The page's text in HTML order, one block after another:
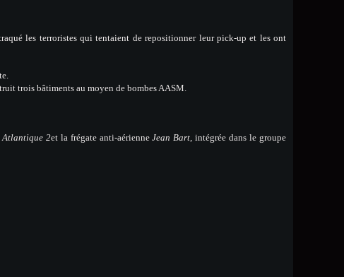
les terroristes qui tentaient de repositionner leur pick-up et les ont
trois bâtiments au moyen de bombes AASM.
Atlantique 2et la frégate anti-aérienneJean Bart , intégrée dans le groupe